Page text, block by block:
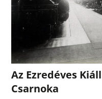
Az Ezredéves
Csarnoka